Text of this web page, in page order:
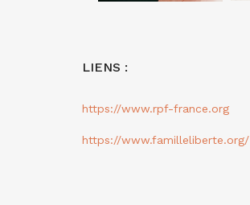
LIENS :
https://www.rpf-france.org
https://www.familleliberte.org/